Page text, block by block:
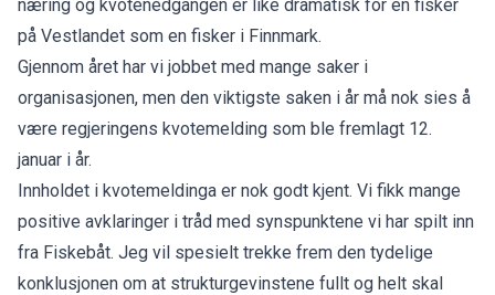
næring og kvotenedgangen er like dramatisk for en fisker
på Vestlandet som en fisker i Finnmark.
Gjennom året har vi jobbet med mange saker i
organisasjonen, men den viktigste saken i år må nok sies å
være regjeringens kvotemelding som ble fremlagt 12.
januar i år.
Innholdet i kvotemeldinga er nok godt kjent. Vi fikk mange
positive avklaringer i tråd med synspunktene vi har spilt inn
fra Fiskebåt. Jeg vil spesielt trekke frem den tydelige
konklusjonen om at strukturgevinstene fullt og helt skal